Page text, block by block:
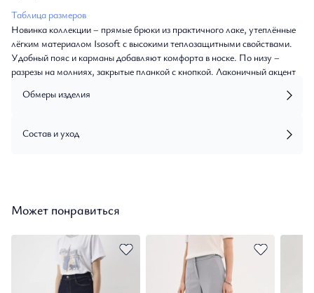
Таблица размеров
Новинка коллекции – прямые брюки из практичного лаке, утеплённые
лёгким материалом Isosoft с высокими теплозащитными свойствами.
Удобный пояс и карманы добавляют комфорта в носке. По низу –
разрезы на молниях, закрытые планкой с кнопкой. Лаконичный акцент
Обмеры изделия
Состав и уход
Может понравиться